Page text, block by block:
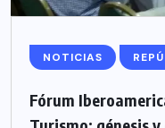
NOTICIAS
Fórum